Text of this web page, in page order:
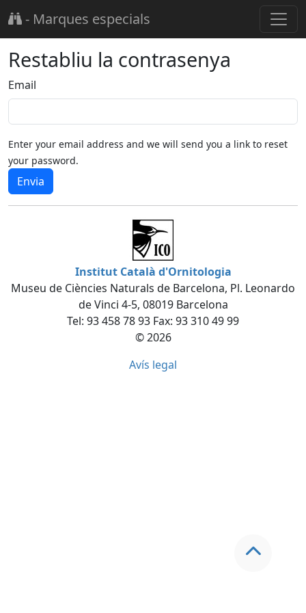
- Marques especials
Restabliu la contrasenya
Email
Enter your email address and we will send you a link to reset
your password.
Envia
Institut Català d'Ornitologia
Museu de Ciències Naturals de Barcelona, Pl. Leonardo
de Vinci 4-5, 08019 Barcelona
Tel: 93 458 78 93 Fax: 93 310 49 99
© 2026
Avís legal